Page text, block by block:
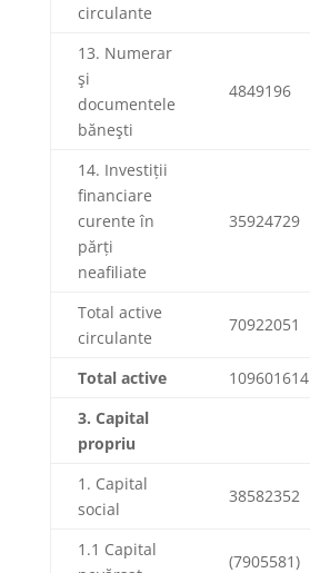
circulante
13. Numerar
şi
documentele
băneşti
4849196
14. Investiții
financiare
curente în
părți
neafiliate
35924729
Total active
circulante
70922051
Total active 109601614
3. Capital
propriu
1. Capital
social
38582352
1.1 Capital
(7905581)